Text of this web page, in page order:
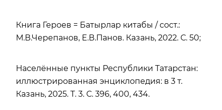
Книга Героев = Батырлар китабы / сост.:
М.В.Черепанов, Е.В.Панов. Казань, 2022. С. 50;
Населённые пункты Республики Татарстан:
иллюстрированная энциклопедия: в 3 т.
Казань, 2025. Т. 3. С. 396, 400, 434.